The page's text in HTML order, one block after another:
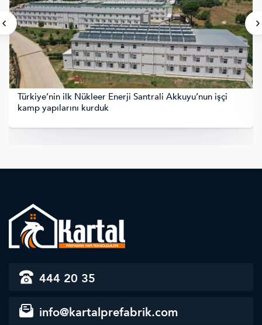
Türkiye’nin ilk Nükleer Enerji Santrali Akkuyu’nun işçi
kamp yapılarını kurduk
444 20 35
info@kartalprefabrik.com